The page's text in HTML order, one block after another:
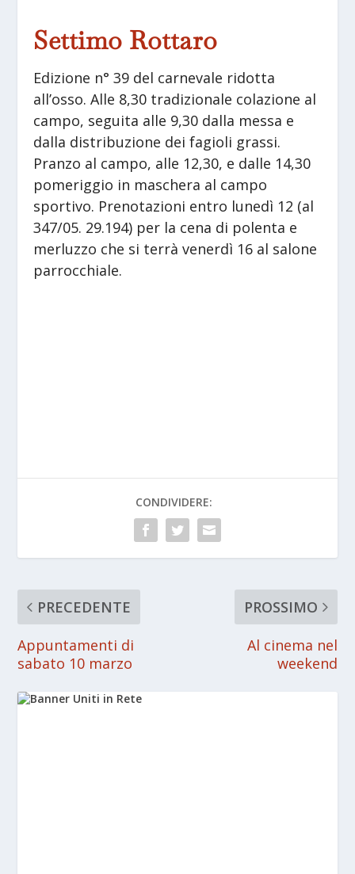
Settimo Rottaro
Edizione n° 39 del carnevale ridotta
all’osso. Alle 8,30 tradizionale colazione al
campo, seguita alle 9,30 dalla messa e
dalla distribuzione dei fagioli grassi.
Pranzo al campo, alle 12,30, e dalle 14,30
pomeriggio in maschera al campo
sportivo. Prenotazioni entro lunedì 12 (al
347/05. 29.194) per la cena di polenta e
merluzzo che si terrà venerdì 16 al salone
parrocchiale.
CONDIVIDERE:
PRECEDENTE
Appuntamenti di
sabato 10 marzo
PROSSIMO
Al cinema nel
weekend